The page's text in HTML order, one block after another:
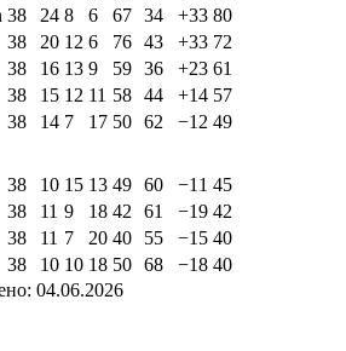
38 24 8 6 67 34 +33 80
38 20 12 6 76 43 +33 72
38 16 13 9 59 36 +23 61
38 15 12 11 58 44 +14 57
38 14 7 17 50 62 −12 49
38 10 15 13 49 60 −11 45
38 11 9 18 42 61 −19 42
38 11 7 20 40 55 −15 40
38 10 10 18 50 68 −18 40
04.06.2026